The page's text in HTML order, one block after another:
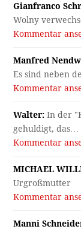
Gianfranco
Wolny
Kommentar
Manfred
Es sind neben
Kommentar
Walter: In der
gehuldigt, das…
Kommentar
MICHAEL
Urgroßmutter
Kommentar
Manni